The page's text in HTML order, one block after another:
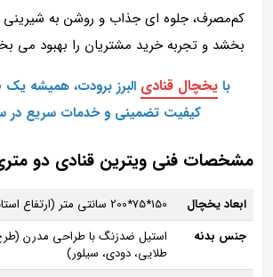
کم‌مصرف، جلوه‌ ای جذاب و روشن به
بخشد و تجربه خرید مشتریان را بهبود می‌
با یخچال‌ قنادی البرز برودت، همیشه یک
کیفیت تضمینی و خدمات سریع در
مشخصات فنی ویترین قنادی دو متری
ابعاد یخچال
150*75*200 سانتی‌ متر (ارتفاع استاندارد 1.5 متر)
جنس بدنه
استیل ضدزنگ با طراحی مدرن
طلایی، دودی، سیلور)